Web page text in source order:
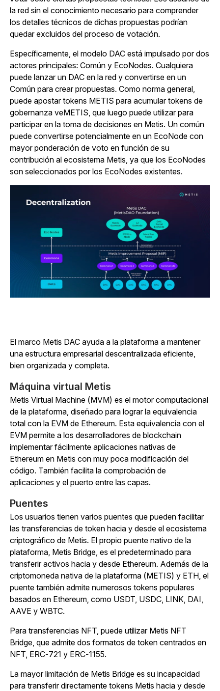
la red sin el conocimiento necesario para comprender
los detalles técnicos de dichas propuestas podrían
quedar excluidos del proceso de votación.
Específicamente, el modelo DAC está impulsado por dos
actores principales: Común y EcoNodes. Cualquiera
puede lanzar un DAC en la red y convertirse en un
Común para crear propuestas. Como norma general,
puede apostar tokens METIS para acumular tokens de
gobernanza veMETIS, que luego puede utilizar para
participar en la toma de decisiones en Metis. Un común
puede convertirse potencialmente en un EcoNode con
mayor ponderación de voto en función de su
contribución al ecosistema Metis, ya que los EcoNodes
son seleccionados por los EcoNodes existentes.
El marco Metis DAC ayuda a la plataforma a mantener
una estructura empresarial descentralizada eficiente,
bien organizada y completa.
Máquina virtual Metis
Metis Virtual Machine (MVM) es el motor computacional
de la plataforma, diseñado para lograr la equivalencia
total con la EVM de Ethereum. Esta equivalencia con el
EVM permite a los desarrolladores de blockchain
implementar fácilmente aplicaciones nativas de
Ethereum en Metis con muy poca modificación del
código. También facilita la comprobación de
aplicaciones y el puerto entre las capas.
Puentes
Los usuarios tienen varios puentes que pueden facilitar
las transferencias de token hacia y desde el ecosistema
criptográfico de Metis. El propio puente nativo de la
plataforma, Metis Bridge, es el predeterminado para
transferir activos hacia y desde Ethereum. Además de la
criptomoneda nativa de la plataforma (METIS) y ETH, el
puente también admite numerosos tokens populares
basados en Ethereum, como USDT, USDC, LINK, DAI,
AAVE y WBTC.
Para transferencias NFT, puede utilizar Metis NFT
Bridge, que admite dos formatos de token centrados en
NFT, ERC-721 y ERC-1155.
La mayor limitación de Metis Bridge es su incapacidad
para transferir directamente tokens Metis hacia y desde